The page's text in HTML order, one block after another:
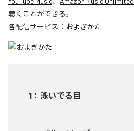
聴くことができる。
各配信サービス： およぎかた
1 ： 泳いでる目